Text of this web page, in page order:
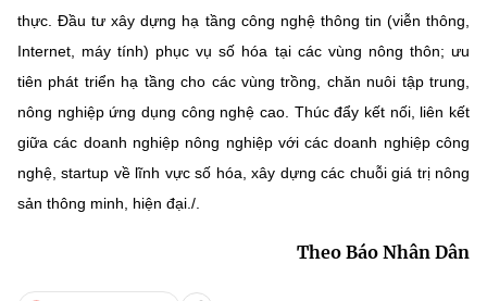
thực. Đầu tư xây dựng hạ tầng công nghệ thông tin (viễn thông,
Internet, máy tính) phục vụ số hóa tại các vùng nông thôn; ưu
tiên phát triển hạ tầng cho các vùng trồng, chăn nuôi tập trung,
nông nghiệp ứng dụng công nghệ cao. Thúc đẩy kết nối, liên kết
giữa các doanh nghiệp nông nghiệp với các doanh nghiệp công
nghệ, startup về lĩnh vực số hóa, xây dựng các chuỗi giá trị nông
sản thông minh, hiện đại./.
Theo Báo Nhân Dân